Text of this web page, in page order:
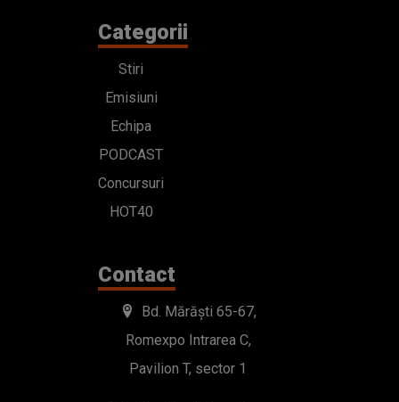
Categorii
Stiri
Emisiuni
Echipa
PODCAST
Concursuri
HOT40
Contact
Bd. Mărăști 65-67,
Romexpo Intrarea C,
Pavilion T, sector 1